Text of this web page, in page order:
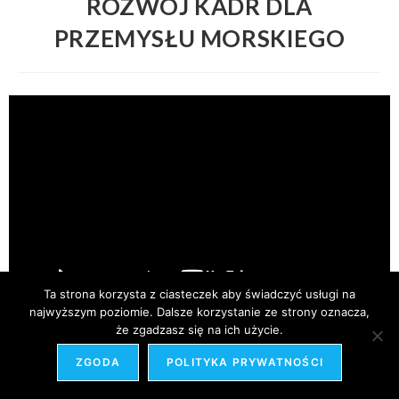
ROZWÓJ KADR DLA
PRZEMYSŁU MORSKIEGO
Ta strona korzysta z ciasteczek aby świadczyć usługi na
najwyższym poziomie. Dalsze korzystanie ze strony oznacza,
że zgadzasz się na ich użycie.
ZGODA POLITYKA PRYWATNOŚCI